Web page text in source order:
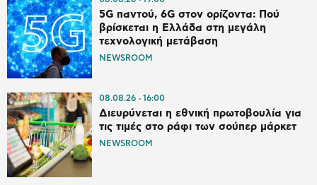
5G παντού, 6G στον ορίζοντα: Πού
βρίσκεται η Ελλάδα στη μεγάλη
τεχνολογική μετάβαση
NEWSROOM
08.08.26 16:00
Διευρύνεται η εθνική πρωτοβουλία για
τις τιμές στο ράφι των σούπερ μάρκετ
NEWSROOM